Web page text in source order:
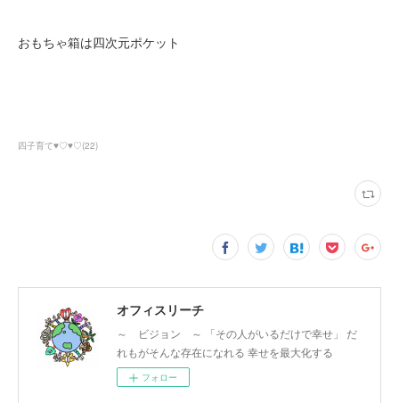
おもちゃ箱は四次元ポケット
四子育て♥♡♥♡(22)
オフィスリーチ
～ ビジョン ～ 「その人がいるだけで幸せ」 だ
れもがそんな存在になれる 幸せを最大化する
フォロー